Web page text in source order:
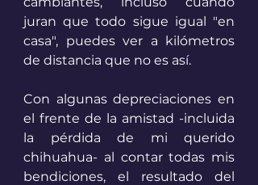
juran que todo sigue igual "en
casa", puedes ver a kilómetros
de distancia que no es así.
Con algunas depreciaciones en
el frente de la amistad -incluida
la pérdida de mi querido
chihuahua- al contar todas mis
bendiciones, el resultado del